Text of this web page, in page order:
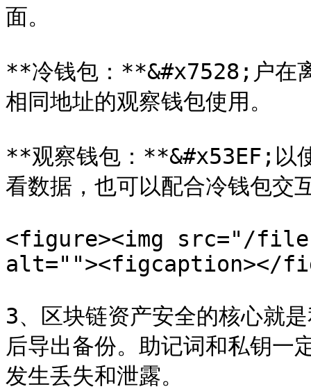
面。
**冷钱包：**&#x7528;户在
相同地址的观察钱包使用。
**观察钱包：**&#x53EF;以
看数据，也可以配合冷钱包交
<figure><img src="/files/
alt=""><figcaption></
3、区块链资产安全的核心就
后导出备份。助记词和私钥一
发生丢失和泄露。